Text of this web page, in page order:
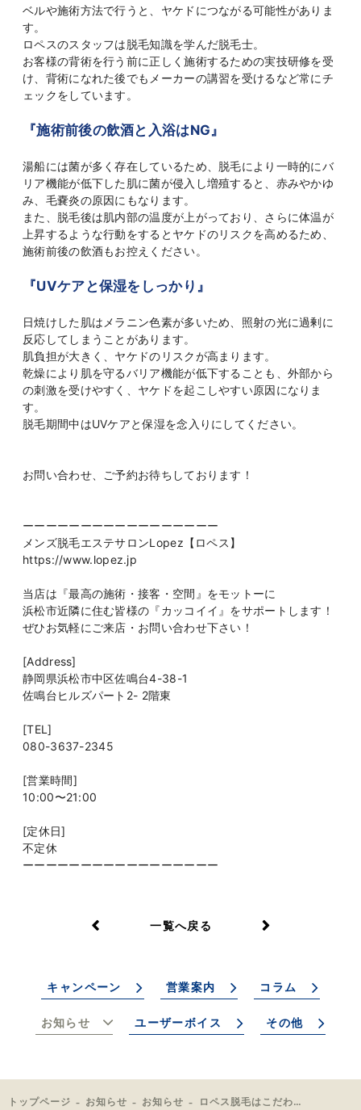
ベルや施術方法で行うと、ヤケドにつながる可能性がありま
す。
ロペスのスタッフは脱毛知識を学んだ脱毛士。
お客様の背術を行う前に正しく施術するための実技研修を受
け、背術になれた後でもメーカーの講習を受けるなど常にチ
ェックをしています。
『施術前後の飲酒と入浴はNG』
湯船には菌が多く存在しているため、脱毛により一時的にバ
リア機能が低下した肌に菌が侵入し増殖すると、赤みやかゆ
み、毛嚢炎の原因にもなります。
また、脱毛後は肌内部の温度が上がっており、さらに体温が
上昇するような行動をするとヤケドのリスクを高めるため、
施術前後の飲酒もお控えください。
『UVケアと保湿をしっかり』
日焼けした肌はメラニン色素が多いため、照射の光に過剰に
反応してしまうことがあります。
肌負担が大きく、ヤケドのリスクが高まります。
乾燥により肌を守るバリア機能が低下することも、外部から
の刺激を受けやすく、ヤケドを起こしやすい原因になりま
す。
脱毛期間中はUVケアと保湿を念入りにしてください。
お問い合わせ、ご予約お待ちしております！
ーーーーーーーーーーーーーーーーー
メンズ脱毛エステサロンLopez【ロペス】
https://www.lopez.jp
当店は『最高の施術・接客・空間』をモットーに
浜松市近隣に住む皆様の『カッコイイ』をサポートします！
ぜひお気軽にご来店・お問い合わせ下さい！
[Address]
静岡県浜松市中区佐鳴台4-38-1
佐鳴台ヒルズパート2- 2階東
[TEL]
080-3637-2345
[営業時間]
10:00〜21:00
[定休日]
不定休
ーーーーーーーーーーーーーーーーー
一覧へ戻る
キャンペーン 営業案内 コラム
お知らせ ユーザーボイス その他
トップページ お知らせ お知らせ ロペス脱毛はこだわり抜いた技術です！